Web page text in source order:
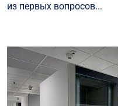
из первых вопросов...